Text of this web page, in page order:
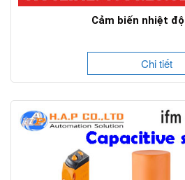
Cảm biến nhiệt
Chi tiết